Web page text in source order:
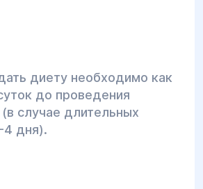
диету необходимо как
до проведения
случае длительных
4 дня).